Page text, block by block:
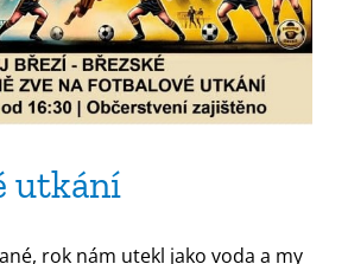
utkání
rok nám utekl jako voda a my